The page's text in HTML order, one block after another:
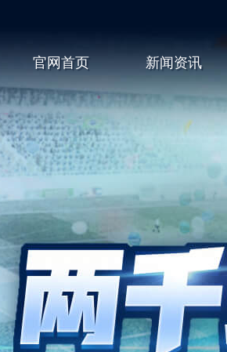
官网首页 新闻资讯